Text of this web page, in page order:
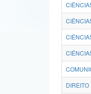
DIREITO